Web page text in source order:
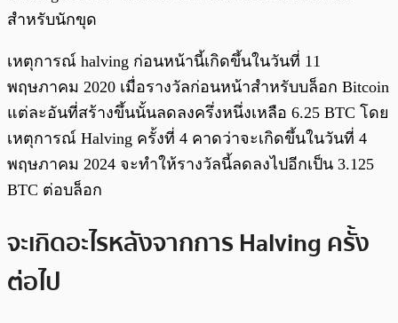
สำหรับนักขุด
เหตุการณ์ halving ก่อนหน้านี้เกิดขึ้นในวันที่ 11
พฤษภาคม 2020 เมื่อรางวัลก่อนหน้าสำหรับบล็อก Bitcoin
แต่ละอันที่สร้างขึ้นนั้นลดลงครึ่งหนึ่งเหลือ 6.25 BTC โดย
เหตุการณ์ Halving ครั้งที่ 4 คาดว่าจะเกิดขึ้นในวันที่ 4
พฤษภาคม 2024 จะทำให้รางวัลนี้ลดลงไปอีกเป็น 3.125
BTC ต่อบล็อก
จะเกิดอะไรหลังจากการ Halving ครั้ง
ต่อไป